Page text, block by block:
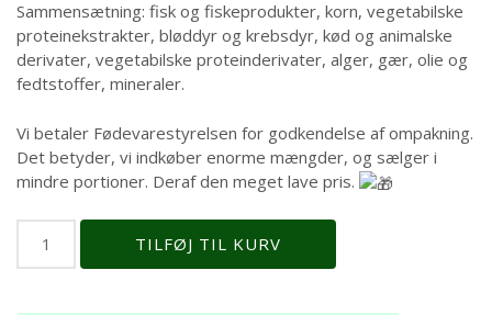
Sammensætning: fisk og fiskeprodukter, korn, vegetabilske
proteinekstrakter, bløddyr og krebsdyr, kød og animalske
derivater, vegetabilske proteinderivater, alger, gær, olie og
fedtstoffer, mineraler.
Vi betaler Fødevarestyrelsen for godkendelse af ompakning.
Det betyder, vi indkøber enorme mængder, og sælger i
mindre portioner. Deraf den meget lave pris.
Breeder
TILFØJ TIL KURV